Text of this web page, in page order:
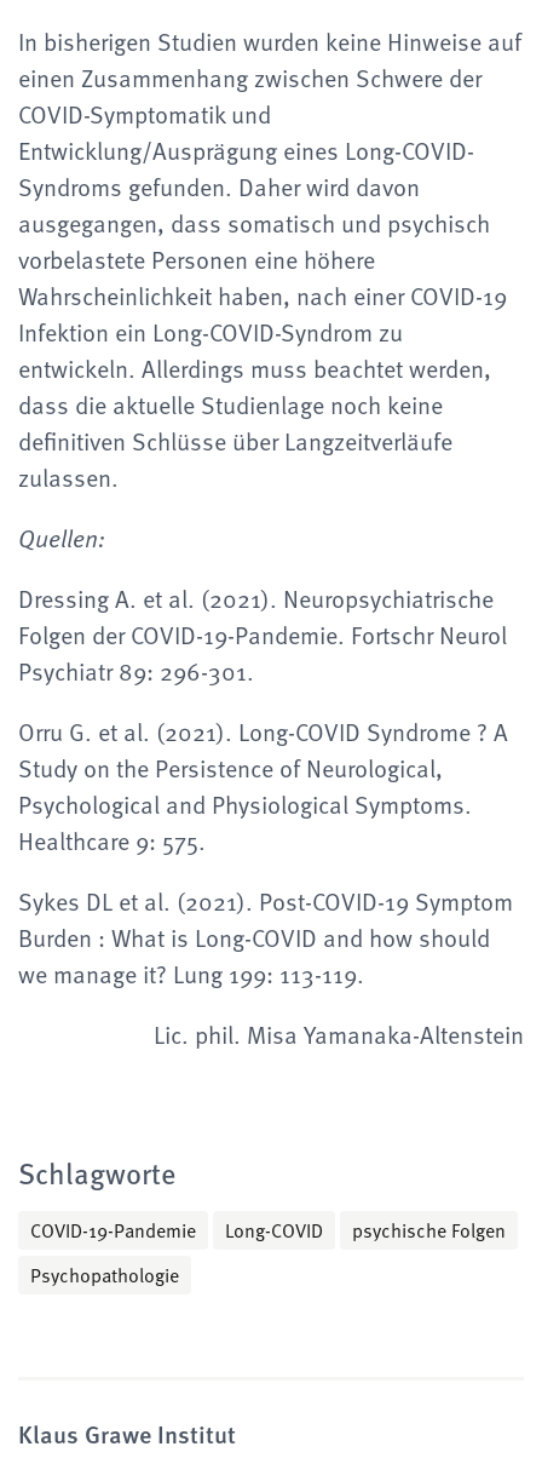
In bisherigen Studien wurden keine Hinweise auf
einen Zusammenhang zwischen Schwere der
COVID-Symptomatik und
Entwicklung/Ausprägung eines Long-COVID-
Syndroms gefunden. Daher wird davon
ausgegangen, dass somatisch und psychisch
vorbelastete Personen eine höhere
Wahrscheinlichkeit haben, nach einer COVID-19
Infektion ein Long-COVID-Syndrom zu
entwickeln. Allerdings muss beachtet werden,
dass die aktuelle Studienlage noch keine
definitiven Schlüsse über Langzeitverläufe
zulassen.
Quellen:
Dressing A. et al. (2021). Neuropsychiatrische
Folgen der COVID-19-Pandemie. Fortschr Neurol
Psychiatr 89: 296-301.
Orru G. et al. (2021). Long-COVID Syndrome ? A
Study on the Persistence of Neurological,
Psychological and Physiological Symptoms.
Healthcare 9: 575.
Sykes DL et al. (2021). Post-COVID-19 Symptom
Burden : What is Long-COVID and how should
we manage it? Lung 199: 113-119.
Lic. phil. Misa Yamanaka-Altenstein
Schlagworte
COVID-19-Pandemie Long-COVID
psychische Folgen
Psychopathologie
Klaus Grawe Institut